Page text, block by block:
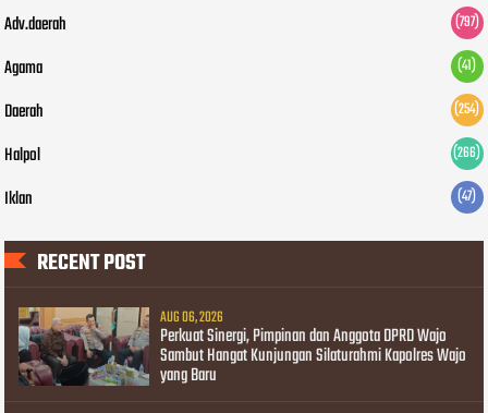
Adv.daerah (797)
Agama (41)
Daerah (254)
Halpol (266)
Iklan (47)
RECENT POST
AUG 06, 2026
Perkuat Sinergi, Pimpinan dan Anggota DPRD Wajo
Sambut Hangat Kunjungan Silaturahmi Kapolres Wajo
yang Baru